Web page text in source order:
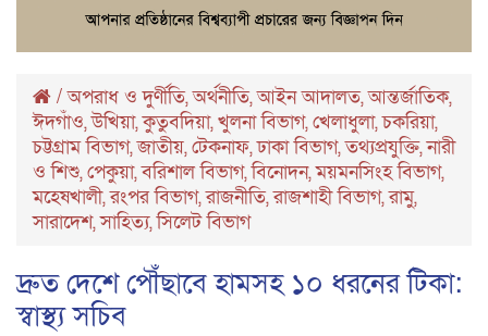
/অপরাধ ও দুর্ণীতি,অর্থনীতি,আইন আদালত,আন্তর্জাতিক,
ঈদগাঁও,উখিয়া,কুতুবদিয়া,খুলনা বিভাগ,খেলাধুলা,চকরিয়া,
চট্টগ্রাম বিভাগ,জাতীয়,টেকনাফ,ঢাকা বিভাগ,তথ্যপ্রযুক্তি,নারী
ও শিশু,পেকুয়া,বরিশাল বিভাগ,বিনোদন,ময়মনসিংহ বিভাগ,
মহেষখালী,রংপর বিভাগ,রাজনীতি,রাজশাহী বিভাগ,রামু,
সারাদেশ,সাহিত্য,সিলেট বিভাগ
দ্রুত দেশে পৌঁছাবে হামসহ ১০ ধরনের টিকা:
স্বাস্থ্য সচিব